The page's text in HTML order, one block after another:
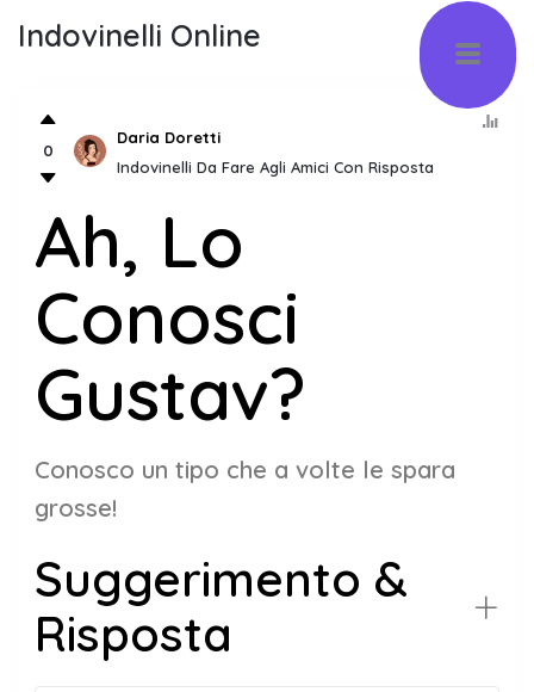
Indovinelli Online
0
Daria Doretti
Indovinelli Da Fare Agli Amici Con Risposta
Ah, Lo
Conosci
Gustav?
Conosco un tipo che a volte le spara
grosse!
Suggerimento &
Risposta